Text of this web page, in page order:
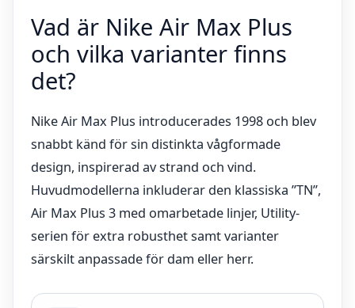
Vad är Nike Air Max Plus
och vilka varianter finns
det?
Nike Air Max Plus introducerades 1998 och blev
snabbt känd för sin distinkta vågformade
design, inspirerad av strand och vind.
Huvudmodellerna inkluderar den klassiska ”TN”,
Air Max Plus 3 med omarbetade linjer, Utility-
serien för extra robusthet samt varianter
särskilt anpassade för dam eller herr.